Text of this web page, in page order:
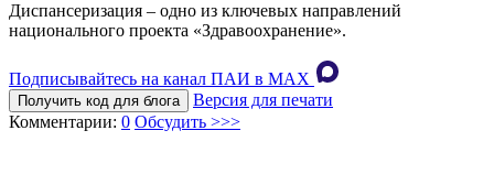
Диспансеризация – одно из ключевых направлений
национального проекта «Здравоохранение».
Подписывайтесь на канал ПАИ в MAХ
Получить код для блога
Версия для печати
Комментарии: 0 Обсудить >>>